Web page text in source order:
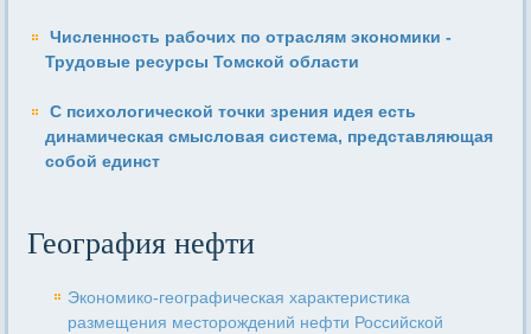
Численность рабочих по отраслям экономики -
Трудовые ресурсы Томской области
С психологической точки зрения идея есть
динамическая смысловая система, представляющая
собой единст
География нефти
Экономико-географическая характеристика
размещения месторождений нефти Российской